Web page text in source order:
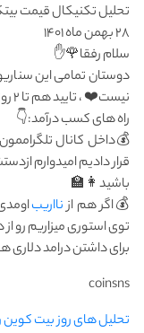
تحلیل تکنیکال قیمت
۲۸ بهمن ماه ۱۴۰۱
سلام رفقا🌹✋
دوستان تمامی این
نیست❤️ ، تایید هم تا ۲ روز اینده مشخص خواهد شد👌
راه های کسب درآمد:👇
💰داخل کانال
قرار دادیم امیدوارم
باشید👩‍🏫
💰اگر هم ازنااریب
توی استوری میزاریم
برای داشتن درامد
coinsns
تحلیل های روز بیت کوین